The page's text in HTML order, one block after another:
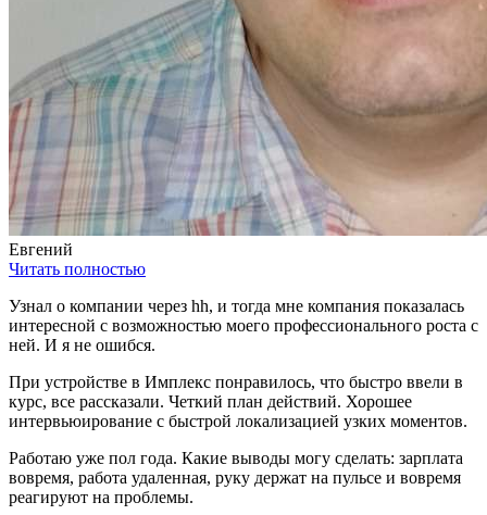
Евгений
Читать полностью
Узнал о компании через hh, и тогда мне компания показалась
интересной с возможностью моего профессионального роста с
ней. И я не ошибся.
При устройстве в Имплекс понравилось, что быстро ввели в
курс, все рассказали. Четкий план действий. Хорошее
интервьюирование с быстрой локализацией узких моментов.
Работаю уже пол года. Какие выводы могу сделать: зарплата
вовремя, работа удаленная, руку держат на пульсе и вовремя
реагируют на проблемы.